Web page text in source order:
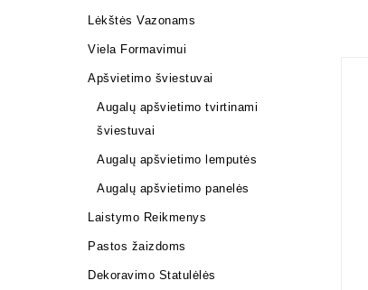
Lėkštės Vazonams
Viela Formavimui
Apšvietimo šviestuvai
Augalų apšvietimo tvirtinami
šviestuvai
Augalų apšvietimo lemputės
Augalų apšvietimo panelės
Laistymo Reikmenys
Pastos žaizdoms
Dekoravimo Statulėlės